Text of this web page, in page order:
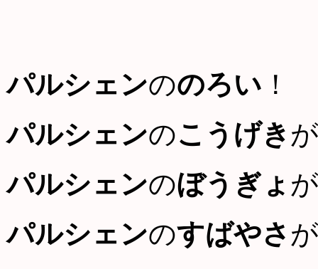
パルシェンののろい ！
パルシェンのこうげき
パルシェンのぼうぎょ
パルシェンのすばやさ